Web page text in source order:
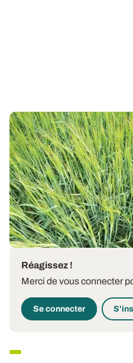
Orges de printemps :
essais variétés 2025
Retrouvez les résultats de
de printemps évaluées en
29 SEPT. 2025
Réagissez !
Merci de vous connecter
Se connecter